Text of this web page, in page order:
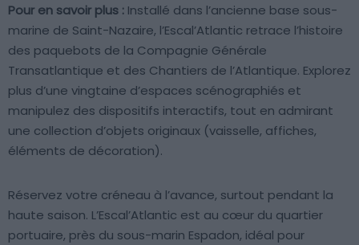
Pour en savoir plus : Installé dans l’ancienne base sous-
marine de Saint-Nazaire, l’Escal’Atlantic retrace l’histoire
des paquebots de la Compagnie Générale
Transatlantique et des Chantiers de l’Atlantique. Explorez
plus d’une vingtaine d’espaces scénographiés et
manipulez des dispositifs interactifs, tout en admirant
une collection d’objets originaux (vaisselle, affiches,
éléments de décoration).
Réservez votre créneau à l’avance, surtout pendant la
haute saison. L’Escal’Atlantic est au cœur du quartier
portuaire, près du sous-marin Espadon, idéal pour